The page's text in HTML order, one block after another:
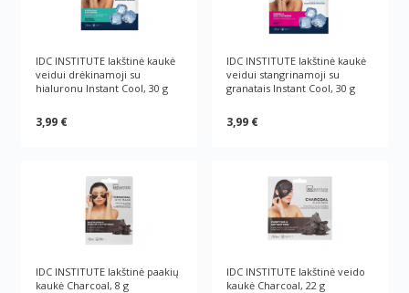
IDC INSTITUTE lakštinė kaukė
veidui drėkinamoji su
hialuronu Instant Cool, 30 g
3,99 €
IDC INSTITUTE lakštinė kaukė
veidui stangrinamoji su
granatais Instant Cool, 30 g
3,99 €
IDC INSTITUTE lakštinė paakių
kaukė Charcoal, 8 g
IDC INSTITUTE lakštinė veido
kaukė Charcoal, 22 g